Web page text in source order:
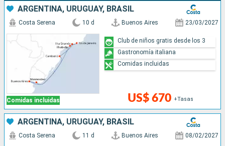
ARGENTINA, URUGUAY, BRASIL
Comidas incluidas
Costa Serena 10 d Buenos Aires 23/03/2027
US$ 670 +Tasas
Club de niños gratis desde los 3
Gastronomía italiana
Comidas incluidas
ARGENTINA, URUGUAY, BRASIL
Costa Serena 11 d Buenos Aires 08/02/2027